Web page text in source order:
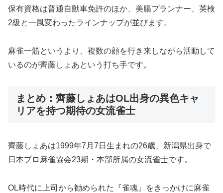
保有資格は普通自動車免許のほか、美腸プランナー、英検
2級と一風変わったラインナップが並びます。
麻雀一筋というより、複数の顔を行き来しながら活動して
いるのが齊藤しょあという打ち手です。
まとめ：齊藤しょあはOL出身の異色キャ
リアを持つ期待の女流雀士
齊藤しょあは1999年7月7日生まれの26歳、新潟県出身で
日本プロ麻雀協会23期・本部所属の女流雀士です。
OL時代に上司から勧められた『雀魂』をきっかけに麻雀